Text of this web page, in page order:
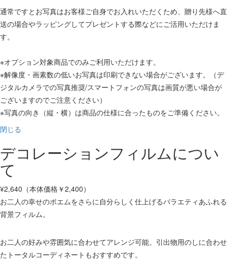
通常ですとお写真はお客様ご自身でお入れいただくため、贈り先様へ直
送の場合やラッピングしてプレゼントする際などにご活用いただけま
す。
※オプション対象商品でのみご利用いただけます。
※解像度・画素数の低いお写真は印刷できない場合がございます。（デ
ジタルカメラでの写真推奨/スマートフォンの写真は画質が悪い場合が
ございますのでご注意ください）
※写真の向き（縦・横）は商品の仕様に合ったものをご準備ください。
閉じる
デコレーションフィルムについ
て
¥2,640（本体価格￥2,400）
お二人の幸せのポエムをさらに自分らしく仕上げるバラエティあふれる
背景フィルム。
お二人の好みや雰囲気に合わせてアレンジ可能。引出物用のしに合わせ
たトータルコーディネートもおすすめです。